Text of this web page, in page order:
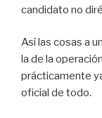
candidato no
Así las cosas a
la de la
prácticamente
oficial de todo.